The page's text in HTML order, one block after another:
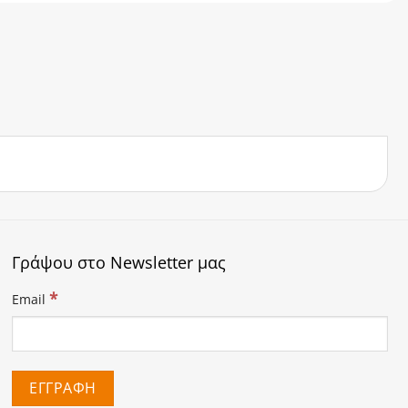
Γράψου στο Newsletter μας
Email *